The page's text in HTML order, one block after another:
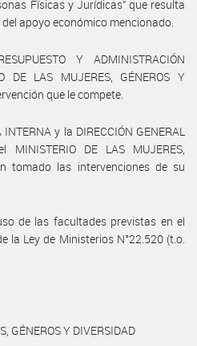
Físicas y Jurídicas” que resulta
apoyo económico mencionado.
Y ADMINISTRACIÓN
DE LAS MUJERES, GÉNEROS Y
que le compete.
y la DIRECCIÓN GENERAL
MINISTERIO DE LAS MUJERES,
tomado las intervenciones de su
de las facultades previstas en el
la Ley de Ministerios N°22.520 (t.o.
GÉNEROS Y DIVERSIDAD